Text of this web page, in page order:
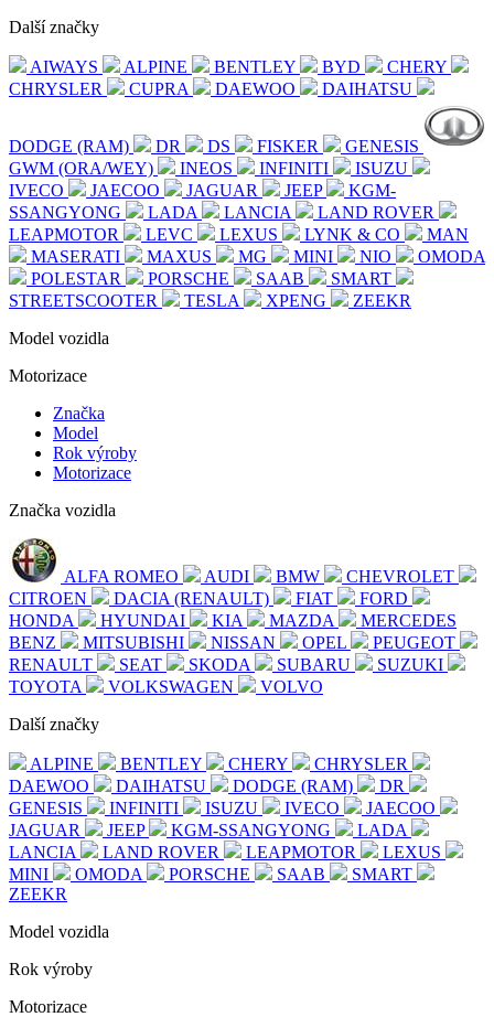
Další značky
AIWAYS ALPINE BENTLEY BYD
CHERY
CHRYSLER
CUPRA DAEWOO DAIHATSU
DODGE (RAM) DR DS FISKER
GENESIS
GWM (ORA/WEY)
INEOS INFINITI
ISUZU
IVECO
JAECOO JAGUAR JEEP
KGM-
SSANGYONG
LADA LANCIA
LAND ROVER
LEAPMOTOR
LEVC LEXUS LYNK & CO
MAN
MASERATI
MAXUS MG MINI NIO
OMODA
POLESTAR
PORSCHE SAAB
SMART
STREETSCOOTER
TESLA XPENG
ZEEKR
Model vozidla
Motorizace
Značka
Model
Rok výroby
Motorizace
Značka vozidla
ALFA ROMEO AUDI BMW
CHEVROLET
CITROEN
DACIA (RENAULT) FIAT
FORD
HONDA
HYUNDAI KIA MAZDA
MERCEDES
BENZ
MITSUBISHI NISSAN OPEL
PEUGEOT
RENAULT
SEAT SKODA SUBARU
SUZUKI
TOYOTA
VOLKSWAGEN
VOLVO
Další značky
ALPINE BENTLEY CHERY
CHRYSLER
DAEWOO
DAIHATSU DODGE (RAM)
DR
GENESIS
INFINITI ISUZU IVECO
JAECOO
JAGUAR
JEEP KGM-SSANGYONG
LADA
LANCIA
LAND ROVER LEAPMOTOR
LEXUS
MINI
OMODA PORSCHE SAAB
SMART
ZEEKR
Model vozidla
Rok výroby
Motorizace